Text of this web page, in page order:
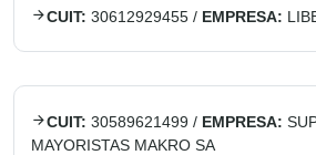
CUIT: 30612929455 / EMPRESA:
CUIT: 30589621499 / EMPRESA:
MAYORISTAS MAKRO SA